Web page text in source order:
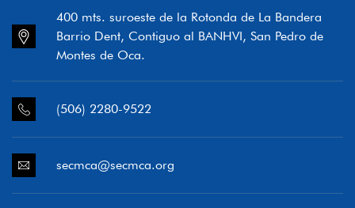
400 mts. suroeste de la Rotonda de La Bandera
Barrio Dent, Contiguo al BANHVI, San Pedro de
Montes de Oca.
(506) 2280-9522
secmca@secmca.org